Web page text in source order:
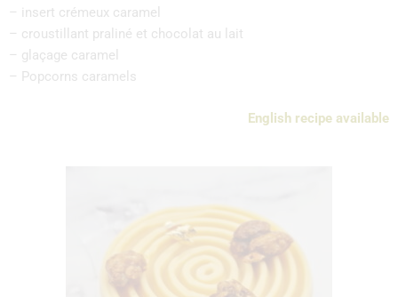
– insert crémeux caramel
– croustillant praliné et chocolat au lait
– glaçage caramel
– Popcorns caramels
English recipe available